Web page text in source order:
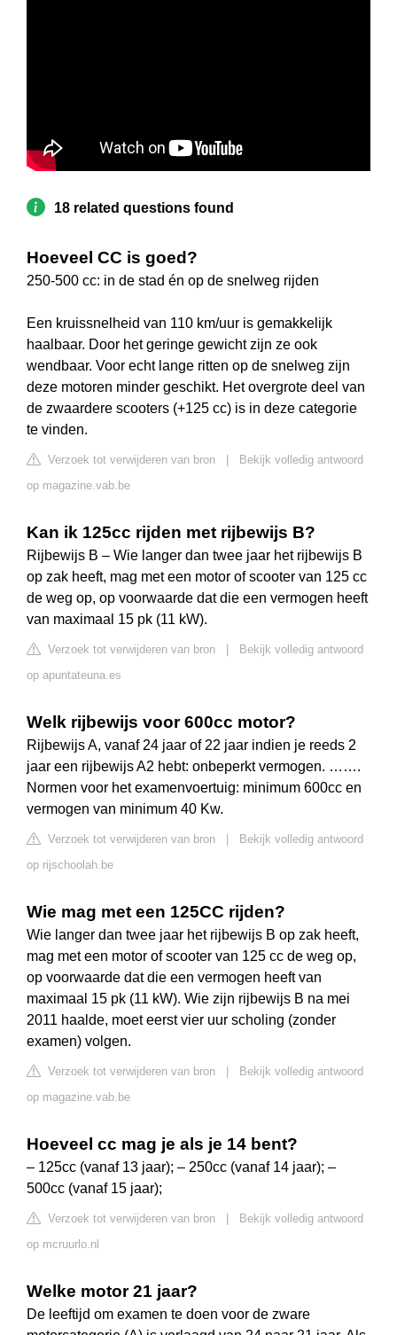
18 related questions found
Hoeveel CC is goed?
250-500 cc: in de stad én op de snelweg rijden
Een kruissnelheid van 110 km/uur is gemakkelijk
haalbaar. Door het geringe gewicht zijn ze ook
wendbaar. Voor echt lange ritten op de snelweg zijn
deze motoren minder geschikt. Het overgrote deel van
de zwaardere scooters (+125 cc) is in deze categorie
te vinden.
Verzoek tot verwijderen van bron
Bekijk volledig antwoord
op magazine.vab.be
Kan ik 125cc rijden met rijbewijs B?
Rijbewijs B – Wie langer dan twee jaar het rijbewijs B
op zak heeft, mag met een motor of scooter van 125 cc
de weg op, op voorwaarde dat die een vermogen heeft
van maximaal 15 pk (11 kW).
Verzoek tot verwijderen van bron
Bekijk volledig antwoord
op apuntateuna.es
Welk rijbewijs voor 600cc motor?
Rijbewijs A, vanaf 24 jaar of 22 jaar indien je reeds 2
jaar een rijbewijs A2 hebt: onbeperkt vermogen. …….
Normen voor het examenvoertuig: minimum 600cc en
vermogen van minimum 40 Kw.
Verzoek tot verwijderen van bron
Bekijk volledig antwoord
op rijschoolah.be
Wie mag met een 125CC rijden?
Wie langer dan twee jaar het rijbewijs B op zak heeft,
mag met een motor of scooter van 125 cc de weg op,
op voorwaarde dat die een vermogen heeft van
maximaal 15 pk (11 kW). Wie zijn rijbewijs B na mei
2011 haalde, moet eerst vier uur scholing (zonder
examen) volgen.
Verzoek tot verwijderen van bron
Bekijk volledig antwoord
op magazine.vab.be
Hoeveel cc mag je als je 14 bent?
– 125cc (vanaf 13 jaar); – 250cc (vanaf 14 jaar); –
500cc (vanaf 15 jaar);
Verzoek tot verwijderen van bron
Bekijk volledig antwoord
op mcruurlo.nl
Welke motor 21 jaar?
De leeftijd om examen te doen voor de zware